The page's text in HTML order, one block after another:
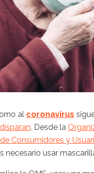
al coronavirus
. Desde la
Consumidores y
necesario usar